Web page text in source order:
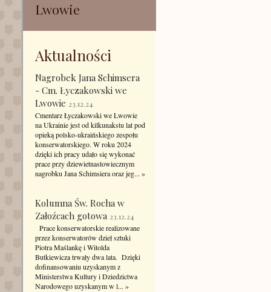
Lwowie
Aktualności
Nagrobek Jana Schimsera
- Cm. Łyczakowski we
Lwowie 23.12.24
Cmentarz Łyczakowski we Lwowie
na Ukrainie jest od kilkunakstu lat pod
opieką polsko-ukraińskiego zespołu
konserwatorskiego. W roku 2024
dzięki ich pracy udało się wykonać
prace przy dziewietnastowiecznym
nagrobku Jana Schimsiera oraz jeg... »
Kolumna Św. Rocha w
Załoźcach gotowa 23.12.24
Prace konserwatorskie realizowane
przez konserwatorów dzieł sztuki
Piotra Maślankę i Witolda
Butkiewicza trwały dwa lata. Dzięki
dofinansowaniu uzyskanym z
Ministerstwa Kultury i Dziedzictwa
Narodowego uzyskanym w l... »